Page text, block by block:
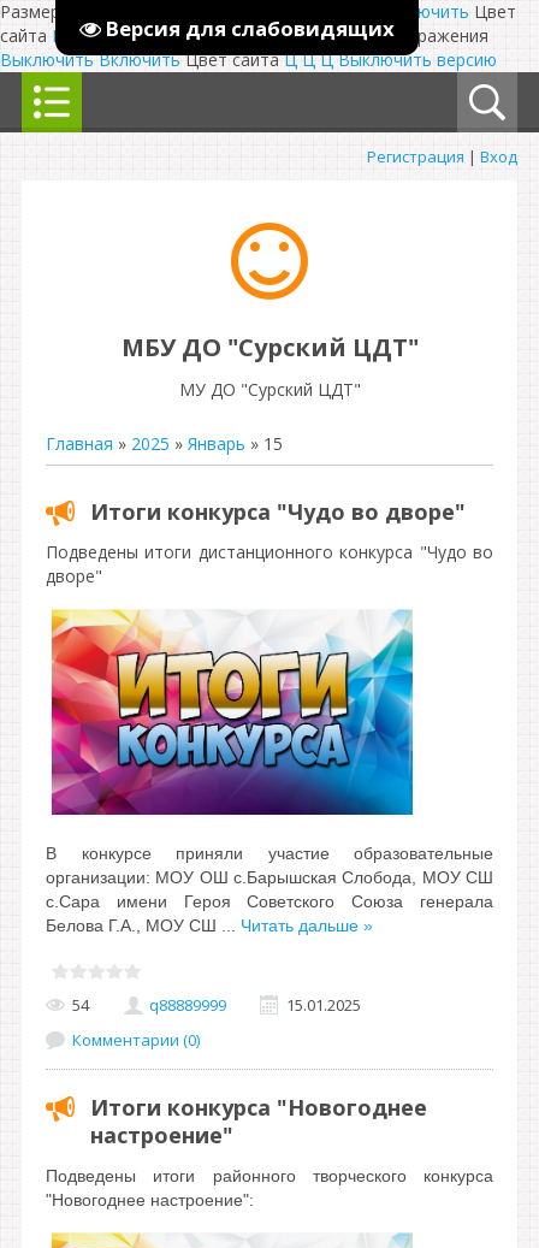
Версия для слабовидящих
Размер шрифта: Включить Цвет
сайта Ц Ц Ц ВыключитьРазмер шрифта:A AИзображения
Выключить ВключитьЦвет сайтаЦ Ц Ц Выключить версию
Регистрация | Вход
МБУ ДО "Сурский ЦДТ"
МУ ДО "Сурский ЦДТ"
Главная » 2025 » Январь » 15
Итоги конкурса "Чудо во дворе"
Подведены итоги дистанционного конкурса "Чудо во
дворе"
В конкурсе приняли участие образовательные
организации: МОУ ОШ с.Барышская Слобода, МОУ СШ
с.Сара имени Героя Советского Союза генерала
Белова Г.А., МОУ СШ Читать дальше »
54 q88889999
15.01.2025
Комментарии (0)
Итоги конкурса "Новогоднее
настроение"
Подведены итоги районного творческого конкурса
"Новогоднее настроение":